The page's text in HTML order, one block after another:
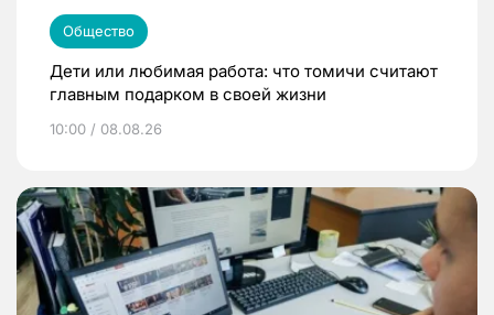
Общество
Дети или любимая работа: что томичи считают
главным подарком в своей жизни
10:00 / 08.08.26